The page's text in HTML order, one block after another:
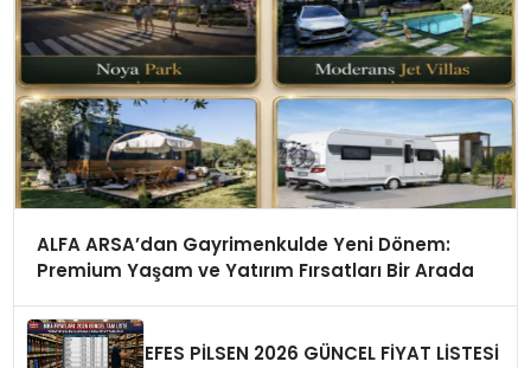
ALFA ARSA’dan Gayrimenkulde Yeni Dönem:
Premium Yaşam ve Yatırım Fırsatları Bir Arada
EFES PİLSEN 2026 GÜNCEL FİYAT LİSTESİ